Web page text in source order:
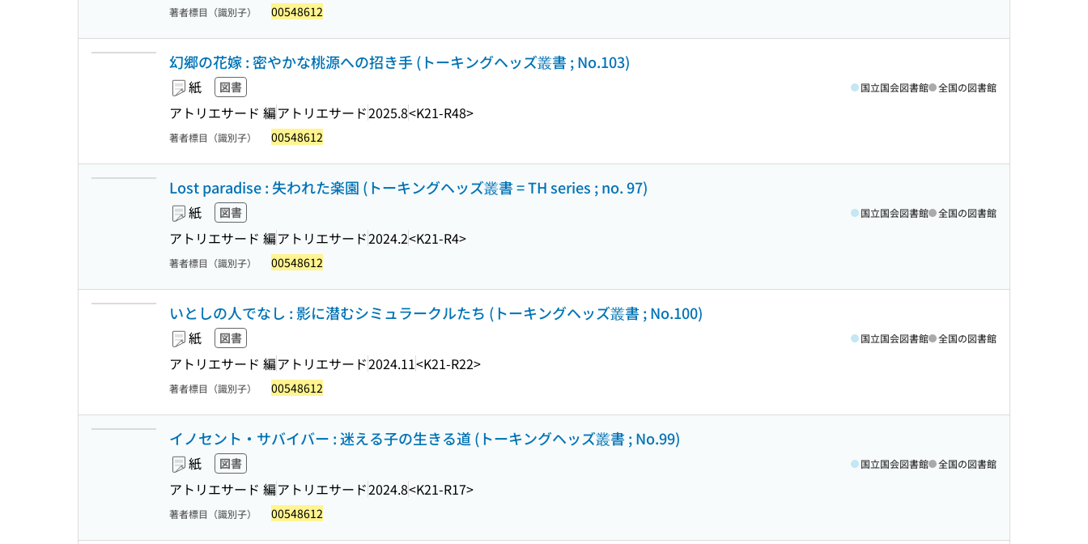
著者標目（識別子） 00548612
幻郷の花嫁 : 密やかな桃源への招き手 (トーキングヘッズ叢書 ; No.103)
紙 図書
アトリエサード 編アトリエサード2025.8<K21-R48>
国立国会図書館 全国の図書館
著者標目（識別子） 00548612
Lost paradise : 失われた楽園 (トーキングヘッズ叢書 = TH series ; no. 97)
紙 図書
アトリエサード 編アトリエサード2024.2<K21-R4>
国立国会図書館 全国の図書館
著者標目（識別子） 00548612
いとしの人でなし : 影に潜むシミュラークルたち (トーキングヘッズ叢書 ; No.100)
紙 図書
アトリエサード 編アトリエサード2024.11<K21-R22>
国立国会図書館 全国の図書館
著者標目（識別子） 00548612
イノセント・サバイバー : 迷える子の生きる道 (トーキングヘッズ叢書 ; No.99)
紙 図書
アトリエサード 編アトリエサード2024.8<K21-R17>
国立国会図書館 全国の図書館
著者標目（識別子） 00548612